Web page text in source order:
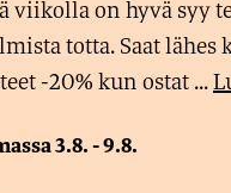
totta. Saat lähes
-20% kun ostat ...
3.8. - 9.8.